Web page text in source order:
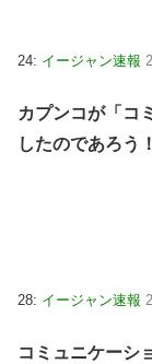
24: イージャン速報
カプンコが「コ
したのであろう！
28: イージャン速報
コミュニケーシ